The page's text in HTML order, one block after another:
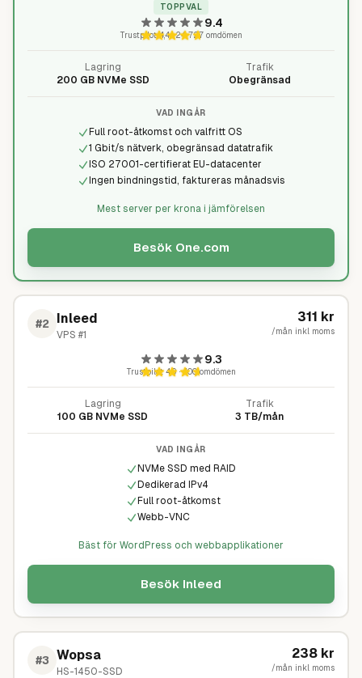
TOPPVAL
9.4
Trustpilot4,4· 24 727omdömen
Lagring
200 GB NVMe SSD
Trafik
Obegränsad
VAD INGÅR
Full root-åtkomst och valfritt OS
1 Gbit/s nätverk, obegränsad datatrafik
ISO 27001-certifierat EU-datacenter
Ingen bindningstid, faktureras månadsvis
Mest server per krona i jämförelsen
Besök One.com
#2 Inleed
VPS #1
311 kr
/mån inkl moms
9.3
Trustpilot4,9· 400omdömen
Lagring
100 GB NVMe SSD
Trafik
3 TB/mån
VAD INGÅR
NVMe SSD med RAID
Dedikerad IPv4
Full root-åtkomst
Webb-VNC
Bäst för WordPress och webbapplikationer
Besök Inleed
#3 Wopsa
HS-1450-SSD
238 kr
/mån inkl moms